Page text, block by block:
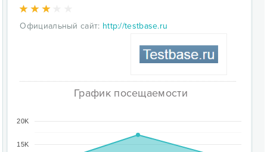
Официальный сайт: http://testbase.ru
График посещаемости
15K
20K